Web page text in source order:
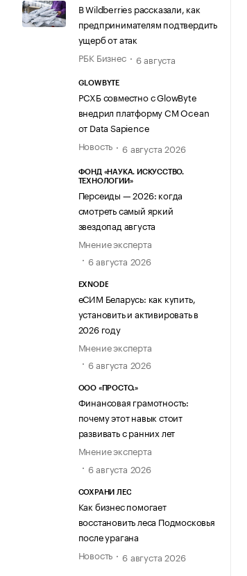
В Wildberries рассказали, как
предпринимателям подтвердить
ущерб от атак
РБК Бизнес
6 августа
GLOWBYTE
РСХБ совместно с GlowByte
внедрил платформу CM Ocean
от Data Sapience
Новость
6 августа 2026
ФОНД «НАУКА. ИСКУССТВО.
ТЕХНОЛОГИИ»
Персеиды — 2026: когда
смотреть самый яркий
звездопад августа
Мнение эксперта
6 августа 2026
EXNODE
еСИМ Беларусь: как купить,
установить и активировать в
2026 году
Мнение эксперта
6 августа 2026
ООО «ПРОСТО.»
Финансовая грамотность:
почему этот навык стоит
развивать с ранних лет
Мнение эксперта
6 августа 2026
СОХРАНИ ЛЕС
Как бизнес помогает
восстановить леса Подмосковья
после урагана
Новость
6 августа 2026